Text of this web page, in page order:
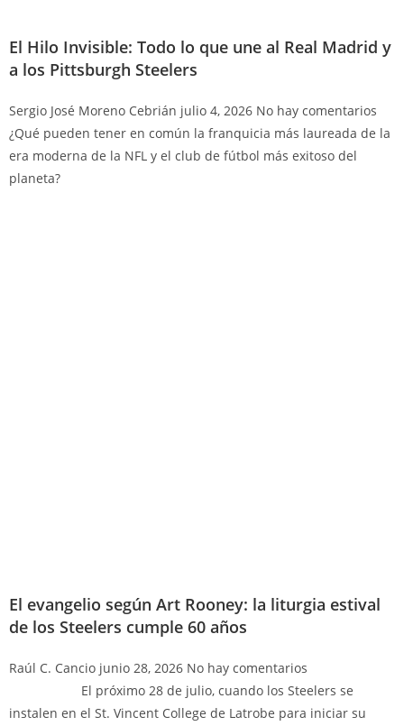
El Hilo Invisible: Todo lo que une al Real Madrid y
a los Pittsburgh Steelers
Sergio José Moreno Cebrián julio 4, 2026 No hay comentarios
¿Qué pueden tener en común la franquicia más laureada de la
era moderna de la NFL y el club de fútbol más exitoso del
planeta?
El evangelio según Art Rooney: la liturgia estival
de los Steelers cumple 60 años
Raúl C. Cancio junio 28, 2026 No hay comentarios
El próximo 28 de julio, cuando los Steelers se
instalen en el St. Vincent College de Latrobe para iniciar su